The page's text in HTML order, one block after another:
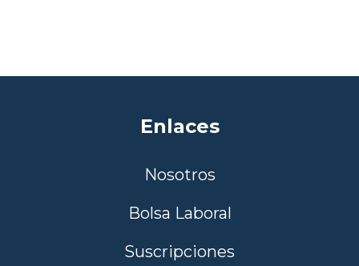
Enlaces
Nosotros
Bolsa Laboral
Suscripciones